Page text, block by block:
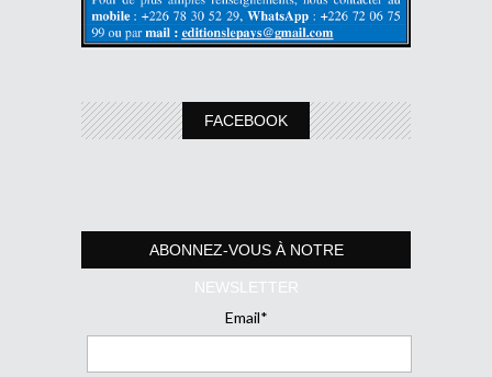
FACEBOOK
ABONNEZ-VOUS À NOTRE
NEWSLETTER
Email*